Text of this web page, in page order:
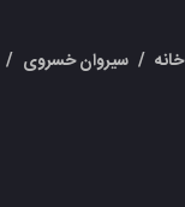
خانه / سیروان خسروی /